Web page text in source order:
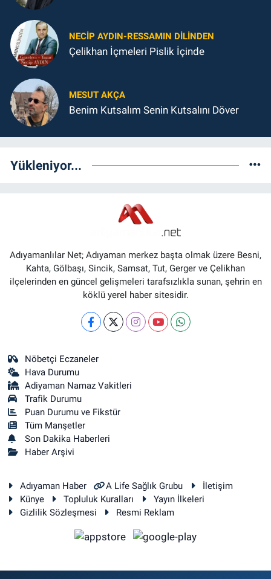
NECIP AYDIN-RESSAMIN DILINDEN
Çelikhan İçmeleri Pislik İçinde
MESUT AKÇA
Benim Kutsalım Senin Kutsalını Döver
Yükleniyor...
Adıyamanlılar Net; Adıyaman merkez başta olmak üzere Besni,
Kahta, Gölbaşı, Sincik, Samsat, Tut, Gerger ve Çelikhan
ilçelerinden en güncel gelişmeleri tarafsızlıkla sunan, şehrin en
köklü yerel haber sitesidir.
Nöbetçi Eczaneler
Hava Durumu
Adiyaman Namaz Vakitleri
Trafik Durumu
Puan Durumu ve Fikstür
Tüm Manşetler
Son Dakika Haberleri
Haber Arşivi
Adıyaman Haber A Life Sağlık Grubu
İletişim
Künye
Topluluk Kuralları
Yayın İlkeleri
Gizlilik Sözleşmesi
Resmi Reklam